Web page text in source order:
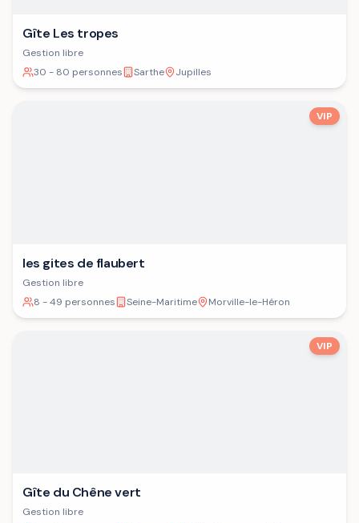
Gîte Les tropes
Gestion libre
30 - 80 personnes
Sarthe Jupilles
VIP
les gites de flaubert
Gestion libre
8 - 49 personnes
Seine-Maritime Morville-le-Héron
VIP
Gîte du Chêne vert
Gestion libre